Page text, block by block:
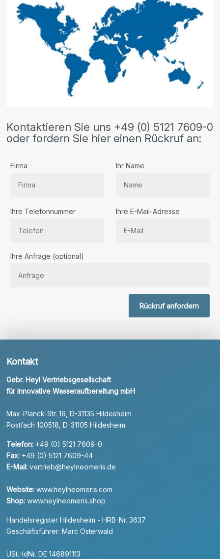
Kontaktieren Sie uns +49 (0) 5121 7609-0
oder fordern Sie hier einen Rückruf an:
Firma Ihr Name
Ihre Telefonnummer Ihre E-Mail-Adresse
Ihre Anfrage (optional)
Rückruf anfordern
Kontakt
Gebr. Heyl Vertriebsgesellschaft
für innovative Wasseraufbereitung mbH
Max-Planck-Str. 16, D-31135 Hildesheim
Postfach 100518, D-31105 Hildesheim
Telefon: +49 (0) 5121 7609-0
Fax: +49 (0) 5121 7609-44
E-Mail: vertrieb@heylneomeris.de
Website: www.heylneomeris.com
Shop: www.heylneomeris.shop
Handelsregister Hildesheim - HRB-Nr. 3637
Geschäftsführer: Marc Osterwald
USt.-IdNr. DE 146891113